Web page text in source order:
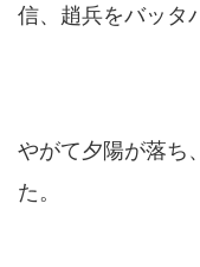
信、趙兵をバッタ
やがて夕陽が落ち
た。